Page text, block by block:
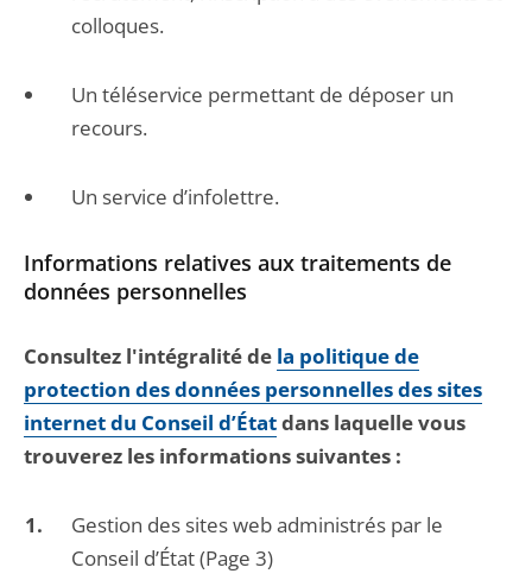
colloques.
Un téléservice permettant de déposer un
recours.
Un service d’infolettre.
Informations relatives aux traitements de
données personnelles
Consultez l'intégralité de la politique de
protection des données personnelles des sites
internet du Conseil d’Étatdans laquelle vous
trouverez les informations suivantes :
Gestion des sites web administrés par le
Conseil d’État (Page 3)